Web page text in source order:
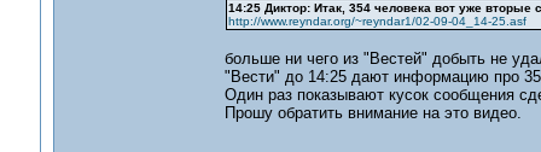
14:25 Диктор: Итак, 354 человека вот уже вторые
http://www.reyndar.org/~reyndar1/02-09-04_14-25.asf
больше ни чего из "Вестей" добыть не
"Вести" до 14:25 дают информацию про
Один раз показывают кусок сообщения
Прошу обратить внимание на это видео.